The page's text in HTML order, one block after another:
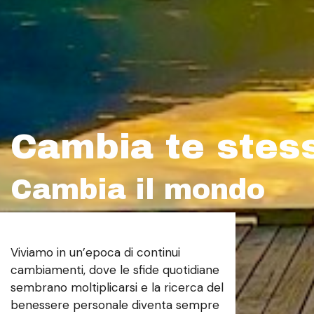
Cambia te
Cambia il mondo
Viviamo in un’epoca di continui
cambiamenti, dove le sfide quotidiane
sembrano moltiplicarsi e la ricerca del
benessere personale diventa sempre